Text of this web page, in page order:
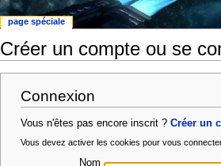
Créer un compte ou se
Connexion
Vous n'êtes pas encore inscrit ?Créer un
Vous devez activer les cookies pour vous
Nom
page spéciale